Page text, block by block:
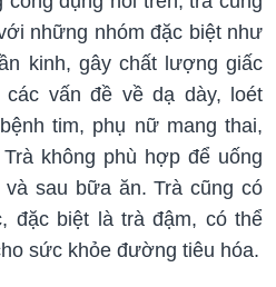
những nhóm đặc biệt như
kinh, gây chất lượng giấc
vấn đề về dạ dày, loét
tim, phụ nữ mang thai,
không phù hợp để uống
sau bữa ăn. Trà cũng có
đặc biệt là trà đậm, có thể
sức khỏe đường tiêu hóa.